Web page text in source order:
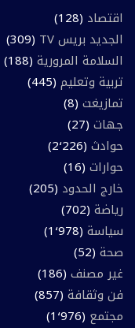
اقتصاد (128)
الجديد بريس TV
(309)
السلامة المرورية (188)
تربية وتعليم (445)
تمازيغت (8)
جهات (27)
حوادث (2٬226)
حوارات (16)
خارج الحدود (205)
رياضة (702)
سياسة (1٬978)
صحة (52)
غير مصنف (186)
فن وثقافة (857)
مجتمع (1٬976)